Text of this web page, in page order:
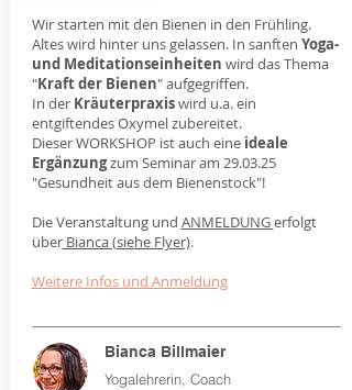
Wir starten mit den Bienen in den Frühling.
Altes wird hinter uns gelassen. In sanften Yoga-
und Meditationseinheiten wird das Thema
"Kraft der Bienen" aufgegriffen.
In der Kräuterpraxiswird u.a. ein
entgiftendes Oxymel zubereitet.
Dieser WORKSHOP ist auch eine ideale
Ergänzungzum Seminar am 29.03.25
"Gesundheit aus dem Bienenstock"!
Die Veranstaltung und ANMELDUNGerfolgt
überBianca (siehe Flyer).
Weitere Infos und Anmeldung
Bianca Billmaier
Yogalehrerin, Coach